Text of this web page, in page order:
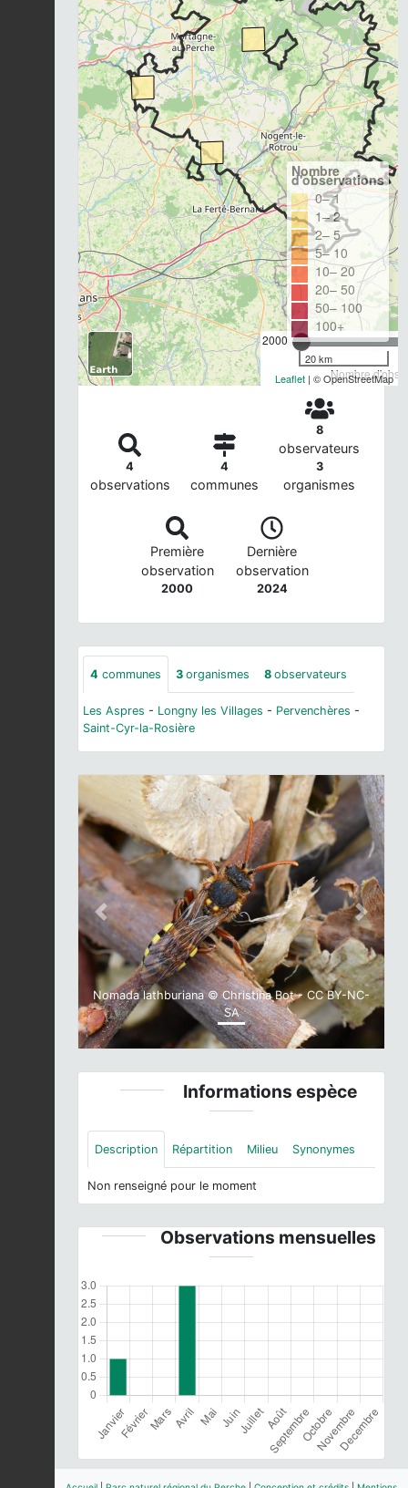
2000
Nombre
Nombre
d'observations
0– 1
1– 2
2– 5
5– 10
10– 20
20– 50
50– 100
100+
20 km
Leaflet | © OpenStreetMap
4
observations
4
communes
8
observateurs
3
organismes
Première
observation
2000
Dernière
observation
2024
4 communes 3 organismes 8 observateurs
Les Aspres - Longny les Villages - Pervenchères -
Saint-Cyr-la-Rosière
Nomada lathburiana © Christina Bot - CC BY-NC-
SA
Previous Next
Informations espèce
Description Répartition Milieu Synonymes
Non renseigné pour le moment
Observations mensuelles